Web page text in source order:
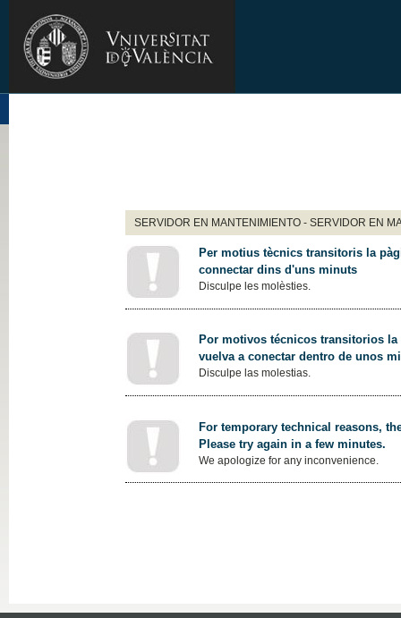
SERVIDOR EN MANTENIMIENTO - SERVIDOR EN
Per motius tècnics transitoris la
connectar dins d'uns minuts
Disculpe les molèsties.
Por motivos técnicos transitorios
vuelva a conectar dentro de unos
Disculpe las molestias.
For temporary technical reasons,
Please try again in a few minutes.
We apologize for any inconvenience.